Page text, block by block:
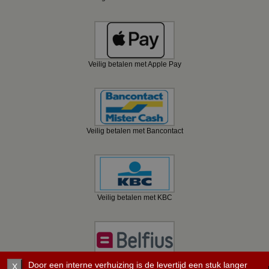
Veilig betalen met Apple Pay
Veilig betalen met Bancontact
Veilig betalen met KBC
Veilig betalen met Belfius
X Door een interne verhuizing is de levertijd een stuk langer